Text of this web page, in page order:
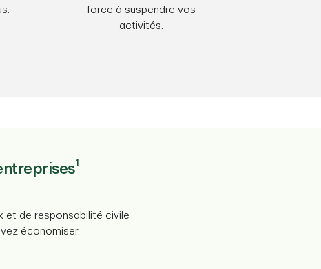
force à suspendre vos
activités.
1
et de responsabilité civile
économiser.